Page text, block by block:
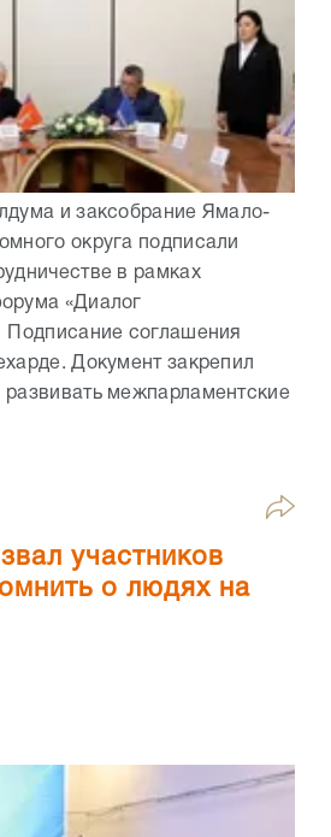
и заксобрание Ямало-
округа подписали
в рамках
«Диалог
Подписание соглашения
Документ закрепил
развивать межпарламентские
участников
о людях на